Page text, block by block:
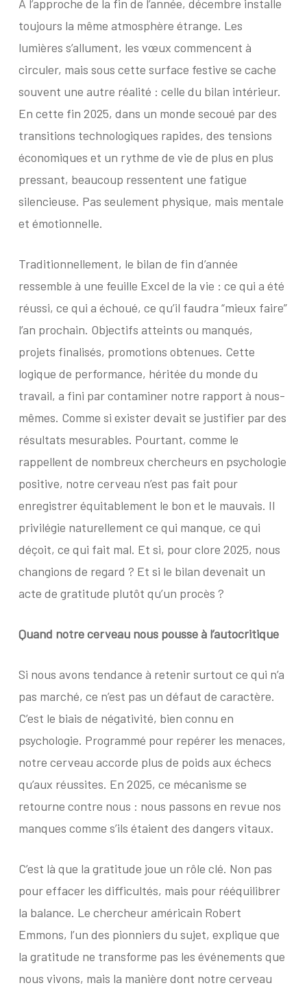
À l’approche de la fin de l’année, décembre installe
toujours la même atmosphère étrange. Les
lumières s’allument, les vœux commencent à
circuler, mais sous cette surface festive se cache
souvent une autre réalité : celle du bilan intérieur.
En cette fin 2025, dans un monde secoué par des
transitions technologiques rapides, des tensions
économiques et un rythme de vie de plus en plus
pressant, beaucoup ressentent une fatigue
silencieuse. Pas seulement physique, mais mentale
et émotionnelle.
Traditionnellement, le bilan de fin d’année
ressemble à une feuille Excel de la vie : ce qui a été
réussi, ce qui a échoué, ce qu’il faudra “mieux faire”
l’an prochain. Objectifs atteints ou manqués,
projets finalisés, promotions obtenues. Cette
logique de performance, héritée du monde du
travail, a fini par contaminer notre rapport à nous-
mêmes. Comme si exister devait se justifier par des
résultats mesurables. Pourtant, comme le
rappellent de nombreux chercheurs en psychologie
positive, notre cerveau n’est pas fait pour
enregistrer équitablement le bon et le mauvais. Il
privilégie naturellement ce qui manque, ce qui
déçoit, ce qui fait mal. Et si, pour clore 2025, nous
changions de regard ? Et si le bilan devenait un
acte de gratitude plutôt qu’un procès ?
Quand notre cerveau nous pousseà l’autocritique
Si nous avons tendance à retenir surtout ce qui n’a
pas marché, ce n’est pas un défaut de caractère.
C’est le biais de négativité, bien connu en
psychologie. Programmé pour repérer les menaces,
notre cerveau accorde plus de poids aux échecs
qu’aux réussites. En 2025, ce mécanisme se
retourne contre nous : nous passons en revue nos
manques comme s’ils étaient des dangers vitaux.
C’est là que la gratitude joue un rôle clé. Non pas
pour effacer les difficultés, mais pour rééquilibrer
la balance. Le chercheur américain Robert
Emmons, l’un des pionniers du sujet, explique que
la gratitude ne transforme pas les événements que
nous vivons, mais la manière dont notre cerveau